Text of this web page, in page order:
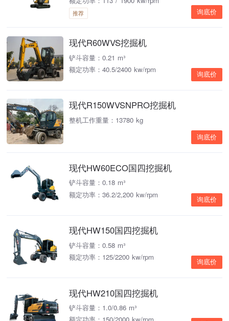
推荐 询底价
现代R60WVS挖掘机
铲斗容量：0.21 m³
额定功率：40.5/2400 kw/rpm
询底价
现代R150WVSNPRO挖掘机
整机工作重量：13780 kg
询底价
现代HW60ECO国四挖掘机
铲斗容量：0.18 m³
额定功率：36.2/2,200 kw/rpm
询底价
现代HW150国四挖掘机
铲斗容量：0.58 m³
额定功率：125/2200 kw/rpm
询底价
现代HW210国四挖掘机
铲斗容量：1.0/0.86 m³